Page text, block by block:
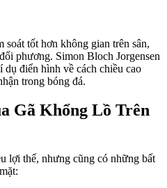
soát tốt hơn không gian trên sân,
phương. Simon Bloch Jorgensen
điển hình về cách chiều cao
trong bóng đá.
Gã Khổng Lồ Trên
lợi thế, nhưng cũng có những bất